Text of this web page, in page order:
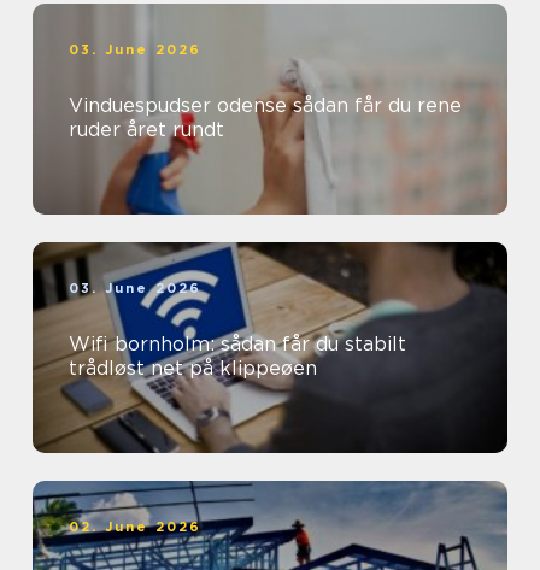
03. June 2026
Vinduespudser odense sådan får du rene
ruder året rundt
03. June 2026
Wifi bornholm: sådan får du stabilt
trådløst net på klippeøen
02. June 2026